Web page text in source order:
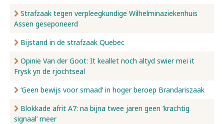
Strafzaak tegen verpleegkundige Wilhelminaziekenhuis
Assen geseponeerd
Bijstand in de strafzaak Quebec
Opinie Van der Goot: It keallet noch altyd swier mei it
Frysk yn de rjochtseal
‘Geen bewijs voor smaad’ in hoger beroep Brandariszaak
Blokkade afrit A7: na bijna twee jaren geen ‘krachtig
signaal’ meer